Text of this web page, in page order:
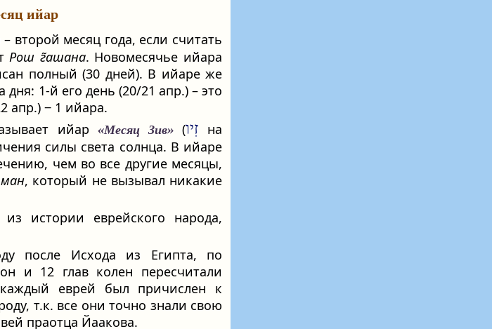
ийар
– второй месяц года, если считать
Рош г̃ашана. Новомесячье ийара
полный (30 дней). В ийаре же
дня: 1‑й его день (20/21 апр.) – это
апр.) ‒ 1 ийара.
ийар«Месяц Зив»(זִיו на
силы света солнца. В ийаре
чем во все другие месяцы,
ман, который не вызывал никакие
истории еврейского народа,
после Исхода из Египта, по
и 12 глав колен пересчитали
еврей был причислен к
т.к. все они точно знали свою
праотца Йаакова.